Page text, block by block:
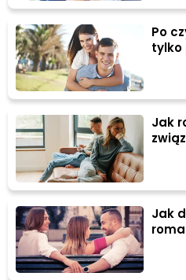
Po
tylko
Jak
Jak